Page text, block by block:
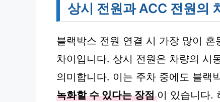
상시 전원과 ACC 전원의
블랙박스 전원 연결 시 가장 많이
차이입니다. 상시 전원은 차량의 시
의미합니다. 이는 주차 중에도 블랙
녹화할 수 있다는 장점 이 있습니다.